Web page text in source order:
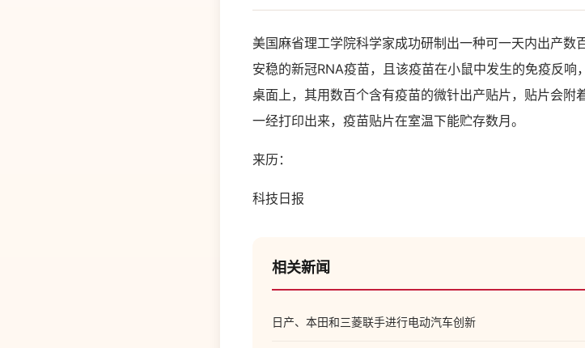
美国麻省理工学院科学家成功研制出一种可一天内出产
安稳的新冠RNA疫苗，且该疫苗在小鼠中发生的免疫反
桌面上，其用数百个含有疫苗的微针出产贴片，贴片会附
一经打印出来，疫苗贴片在室温下能贮存数月。
来历：
科技日报
相关新闻
日产、本田和三菱联手进行电动汽车创新